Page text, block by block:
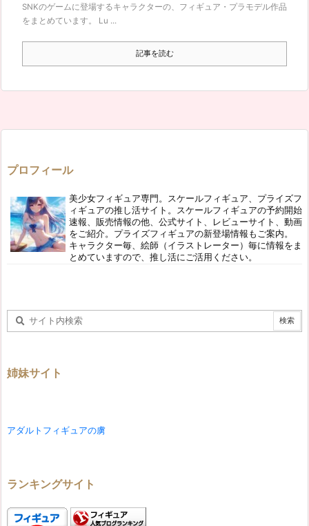
SNKのゲームに登場するキャラクターの、フィギュア・プラモデル作品
をまとめています。 Lu ...
記事を読む
プロフィール
美少女フィギュア専門。スケールフィギュア、プライズフ
ィギュアの推し活サイト。スケールフィギュアの予約開始
速報、販売情報の他、公式サイト、レビューサイト、動画
をご紹介。プライズフィギュアの新登場情報もご案内。
キャラクター毎、絵師（イラストレーター）毎に情報をま
とめていますので、推し活にご活用ください。
姉妹サイト
アダルトフィギュアの虜
ランキングサイト